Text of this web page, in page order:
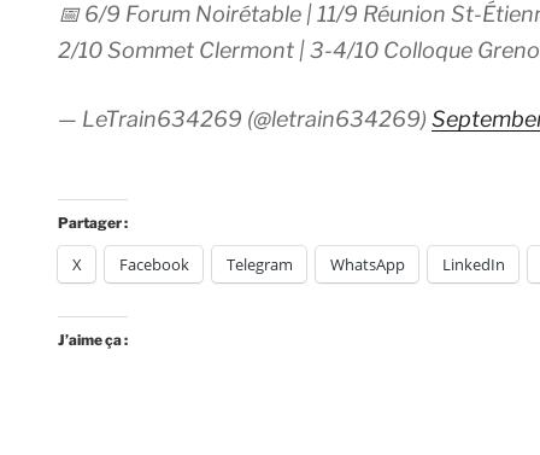
📅 6/9 Forum Noirétable | 11/9 Réunion St-
2/10 Sommet Clermont | 3-4/10 Colloque
— LeTrain634269 (@letrain634269)
Partager :
X Facebook Telegram WhatsApp LinkedIn
J’aime ça :